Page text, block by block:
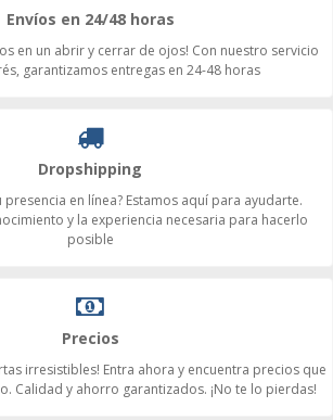
Envíos en 24/48 horas
en un abrir y cerrar de ojos! Con nuestro servicio
garantizamos entregas en 24-48 horas
Dropshipping
presencia en línea? Estamos aquí para ayudarte.
y la experiencia necesaria para hacerlo
posible
Precios
irresistibles! Entra ahora y encuentra precios que
Calidad y ahorro garantizados. ¡No te lo pierdas!